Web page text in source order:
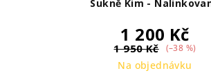
Sukně Kim -
1 200 Kč
1 950 Kč (–38 %)
Na objednávku